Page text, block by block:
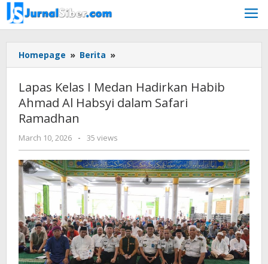
Skip
to
content
Homepage » Berita »
Kelas
Medan
Hadirkan
Al
Habsyi
dalam
Safari
Ramadhan
Lapas Kelas I Medan Hadirkan Habib
Ahmad Al Habsyi dalam Safari
Ramadhan
March 10, 2026
by
Budiyanto
- 35 views